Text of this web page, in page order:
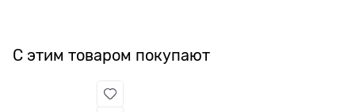
С этим товаром покупают